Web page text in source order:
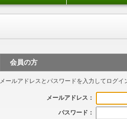
会員の方
メールアドレスとパスワードを入力してログイ
メールアドレス：
パスワード：